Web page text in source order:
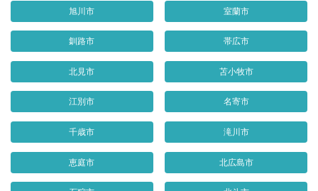
旭川市 室蘭市
釧路市 帯広市
北見市 苫小牧市
江別市 名寄市
千歳市 滝川市
恵庭市 北広島市